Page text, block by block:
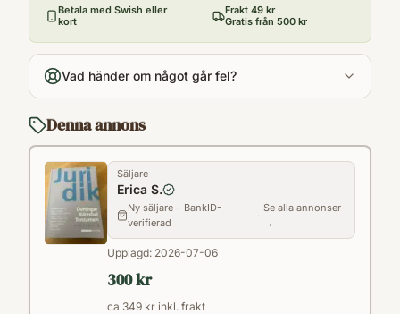
juridiska översiktskunskaper.
2021
Antal sidor
650
Språk
Kategori
LN
Format
Häftad
Betala med Swish eller
kort
Frakt 49 kr
Gratis från 500 kr
Vad händer om något går fel?
Denna annons
Säljare
Erica S.
Ny säljare – BankID-
verifierad
·
Se alla annonser
→
Upplagd: 2026-07-06
300 kr
ca 349 kr inkl. frakt